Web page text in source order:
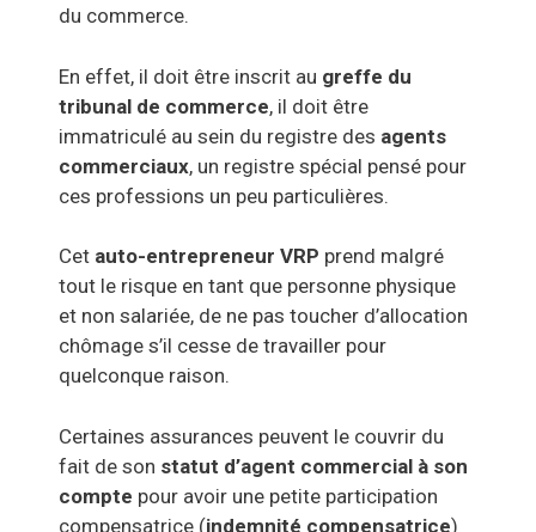
du commerce.
En effet, il doit être inscrit au greffe du
tribunal de commerce, il doit être
immatriculé au sein du registre des agents
commerciaux, un registre spécial pensé pour
ces professions un peu particulières.
Cet auto-entrepreneur VRP prend malgré
tout le risque en tant que personne physique
et non salariée, de ne pas toucher d’allocation
chômage s’il cesse de travailler pour
quelconque raison.
Certaines assurances peuvent le couvrir du
fait de son statut d’agent commercial à son
compte pour avoir une petite participation
compensatrice (indemnité compensatrice)